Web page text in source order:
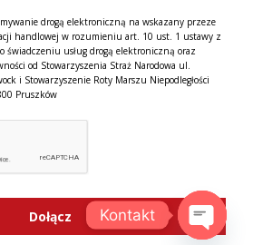
drogą elektroniczną na wskazany przeze
handlowej w rozumieniu art. 10 ust. 1 ustawy z
świadczeniu usług drogą elektroniczną oraz
od Stowarzyszenia Straż Narodowa ul.
i Stowarzyszenie Roty Marszu Niepodległości
Pruszków
Dołącz Kontakt